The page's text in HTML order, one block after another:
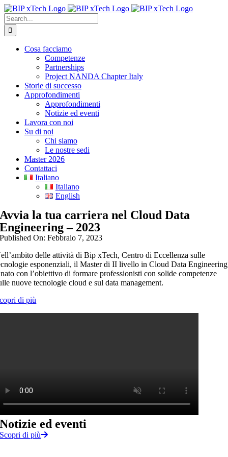
Skip
to
content
Search
for:
Cosa facciamo
Competenze
Partnerships
Project NANDA Chapter Italy
Storie di successo
Approfondimenti
Approfondimenti
Notizie ed eventi
Lavora con noi
Su di noi
Chi siamo
Le nostre sedi
Master 2026
Contattaci
Italiano
Italiano
English
Avvia la tua carriera nel Cloud Data
Engineering – 2023
Published On: Febbraio 7, 2023
delle attività di Bip xTech, Centro di Eccellenza sulle
esponenziali, il Master di II livello in Cloud Data Engineering
con l’obiettivo di formare professionisti con solide competenze
nuove tecnologie cloud e sul data management.
di più
Notizie edeventi
Scopri di più